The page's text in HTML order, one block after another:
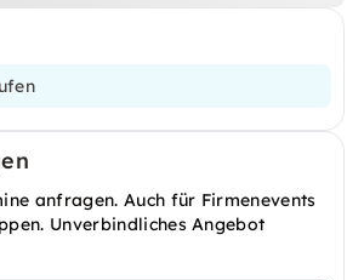
anfragen. Auch für Firmenevents
Unverbindliches Angebot